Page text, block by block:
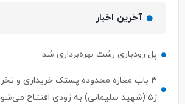
آخرین اخبار
پل رودباری رشت بهره‌برداری شد
۳ باب مغازه محدوده پستک خریداری و
ژ۵ (شهید سلیمانی) به زودی افتتاح می‌شود